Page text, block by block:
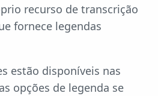
recurso de transcrição
fornece legendas
estão disponíveis nas
opções de legenda se